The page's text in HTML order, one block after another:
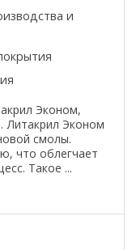
и
Эконом,
Литакрил Эконом
смолы.
что облегчает
Такое ...